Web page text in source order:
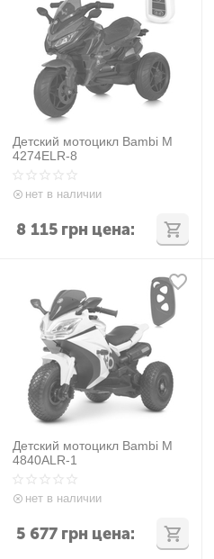
Детский мотоцикл Bambi M
4274ELR-8
нет в наличии
8 115 грн цена:
Детский мотоцикл Bambi M
4840ALR-1
нет в наличии
5 677 грн цена: